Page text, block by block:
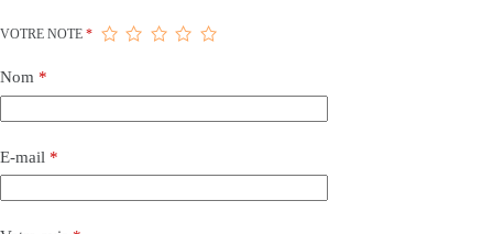
VOTRE NOTE *
Nom *
E-mail *